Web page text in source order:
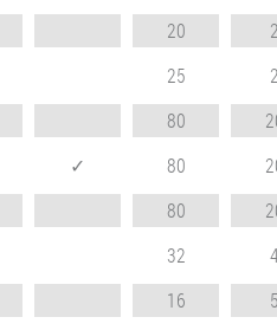
20
25
80
✓ 80
80
32
16